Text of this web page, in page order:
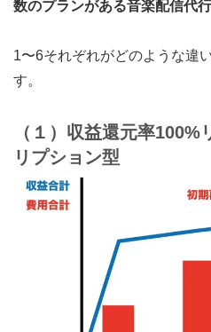
数のプランがある音楽配信代
1〜6それぞれがどのような違
す。
（１）収益還元率
リプション型